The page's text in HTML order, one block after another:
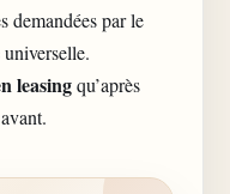
demandées par le
leasingqu’après